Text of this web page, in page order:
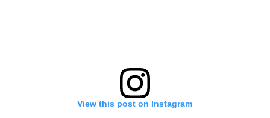
View this post on Instagram